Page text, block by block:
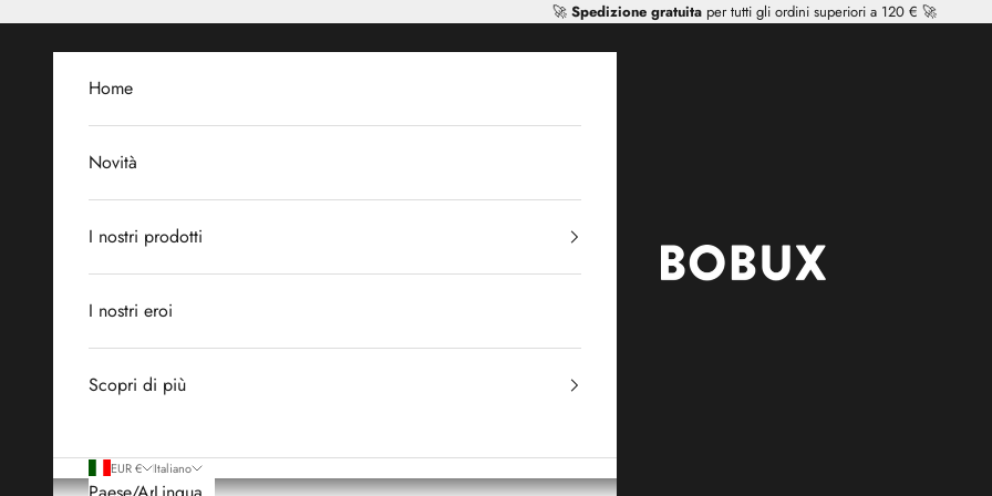
🚀 Spedizione gratuitaper tutti gli ordini superiori a 120 € 🚀
Mr Tiggle - Distributor
Home
Novità
I nostri prodotti
I nostri eroi
Scopri di più
EUR € Italiano